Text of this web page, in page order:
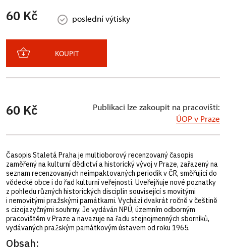
60 Kč poslední výtisky
KOUPIT
60 Kč
Publikaci lze zakoupit na pracovišti:
ÚOP v Praze
Časopis Staletá Praha je multioborový recenzovaný časopis
zaměřený na kulturní dědictví a historický vývoj v Praze, zařazený na
seznam recenzovaných neimpaktovaných periodik v ČR, směřující do
vědecké obce i do řad kulturní veřejnosti. Uveřejňuje nové poznatky
z pohledu různých historických disciplin související s movitými
i nemovitými pražskými památkami. Vychází dvakrát ročně v češtině
s cizojazyčnými souhrny. Je vydáván NPÚ, územním odborným
pracovištěm v Praze a navazuje na řadu stejnojmenných sborníků,
vydávaných pražským památkovým ústavem od roku 1965.
Obsah: